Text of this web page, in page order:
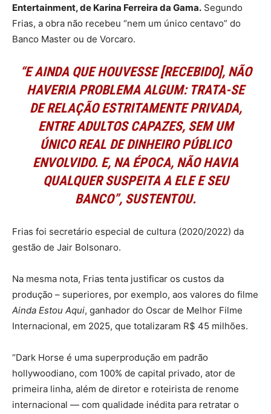
Entertainment, de Karina Ferreira da Gama. Segundo
Frias, a obra não recebeu “nem um único centavo” do
Banco Master ou de Vorcaro.
“E AINDA QUE HOUVESSE [RECEBIDO], NÃO
HAVERIA PROBLEMA ALGUM: TRATA-SE
DE RELAÇÃO ESTRITAMENTE PRIVADA,
ENTRE ADULTOS CAPAZES, SEM UM
ÚNICO REAL DE DINHEIRO PÚBLICO
ENVOLVIDO. E, NA ÉPOCA, NÃO HAVIA
QUALQUER SUSPEITA A ELE E SEU
BANCO”, SUSTENTOU.
Frias foi secretário especial de cultura (2020/2022) da
gestão de Jair Bolsonaro.
Na mesma nota, Frias tenta justificar os custos da
produção – superiores, por exemplo, aos valores do filme
Ainda Estou Aqui, ganhador do Oscar de Melhor Filme
Internacional, em 2025, que totalizaram R$ 45 milhões.
“Dark Horse é uma superprodução em padrão
hollywoodiano, com 100% de capital privado, ator de
primeira linha, além de diretor e roteirista de renome
internacional — com qualidade inédita para retratar o